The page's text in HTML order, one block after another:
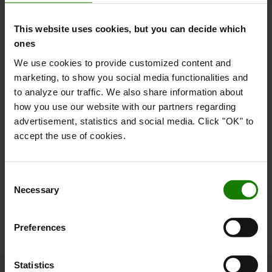
This website uses cookies, but you can decide which
ones
We use cookies to provide customized content and
marketing, to show you social media functionalities and
to analyze our traffic. We also share information about
how you use our website with our partners regarding
advertisement, statistics and social media. Click "OK" to
accept the use of cookies.
Selection
Necessary
Preferences
Statistics
Europe kan reducere CO2-aftrykket fra de råmaterialer, der
bruges i deres produkter. Toyota Material Handling Europe er
den første i branchen, der inkluderer genanvendt stål med
lavt kulstofindhold som standard i en produktfamilie,
begyndende med de mest populære modeller af
håndpalleløftere.
Materialet i gaflerne og rammen på højvolumenproduktet
LHM230 skal erstattes af SSAB Zero™, som har en CO2-
når man ser på hele værdikæden. Dette initiativ er et vigtigt
skridt i retning af at reducere materialeudledningen og
bidrager til Toyota Material Handling Europes mål om netto-